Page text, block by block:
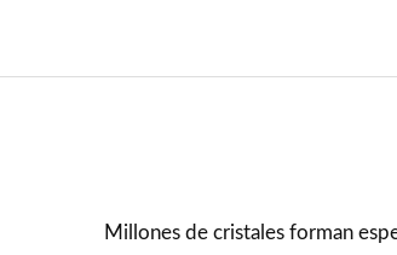
Millones de cristales forman